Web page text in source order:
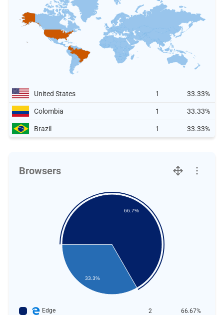
United States 1 33.33%
Colombia 1 33.33%
Brazil 1 33.33%
Browsers
33.3%
66.7%
Edge 2 66.67%